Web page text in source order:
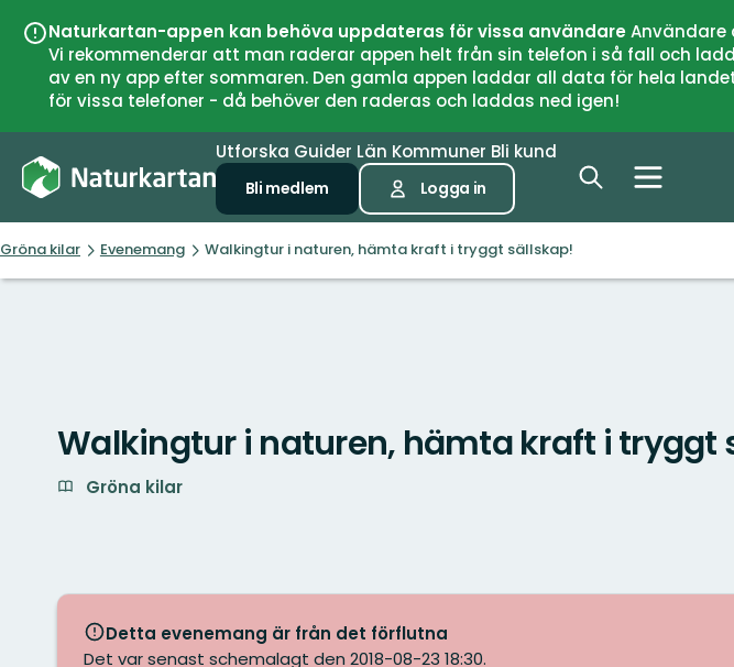
Naturkartan-appen kan behöva uppdateras för vissa användareAnvändare
Vi rekommenderar att man raderar appen helt från sin telefon i så fall och
av en ny app efter sommaren. Den gamla appen laddar all data för hela
för vissa telefoner - då behöver den raderas och laddas ned igen!
Utforska Guider Län Kommuner Bli kund
Bli medlem Logga in
Gröna kilar Evenemang Walkingtur i naturen, hämta kraft i tryggt sällskap!
Walkingtur i naturen, hämta kraft i tryggt
Gröna kilar
Detta evenemang är från det förflutna
Det var senast schemalagt den 2018-08-23 18:30.